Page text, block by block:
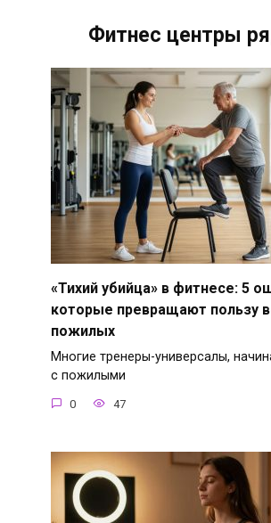
Фитнес центры
«Тихий убийца» в фитнесе: 5
которые превращают пользу
пожилых
Многие тренеры-универсалы,
с пожилыми
0 47